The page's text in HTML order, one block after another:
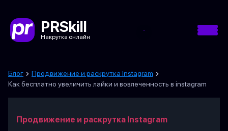
PRSkill
Накрутка онлайн
Блог
Продвижение и раскрутка Instagram
Как бесплатно увеличить лайки и вовлеченность в instagram
Продвижение и раскрутка Instagram